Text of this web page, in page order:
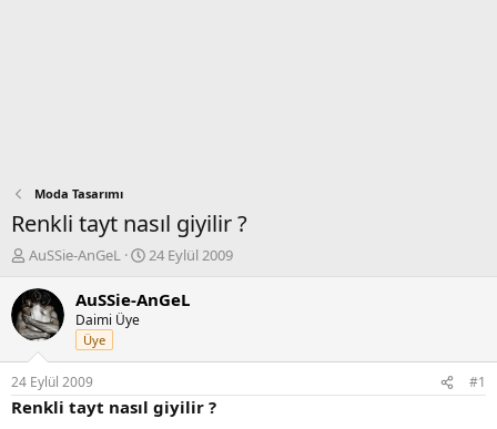
Moda Tasarımı
Renkli tayt nasıl giyilir ?
K
n
b
u
y
u
b
a
AuSSie-AnGeL
B
ş
ı
ç
24 Eylül 2009
AuSSie-AnGeL
Daimi Üye
Üye
24 Eylül 2009 #1
Renkli tayt nasıl giyilir ?